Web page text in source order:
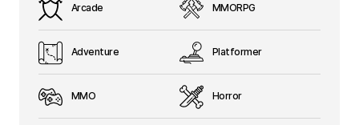
Arcade
Adventure
MMO
MMORPG
Platformer
Horror